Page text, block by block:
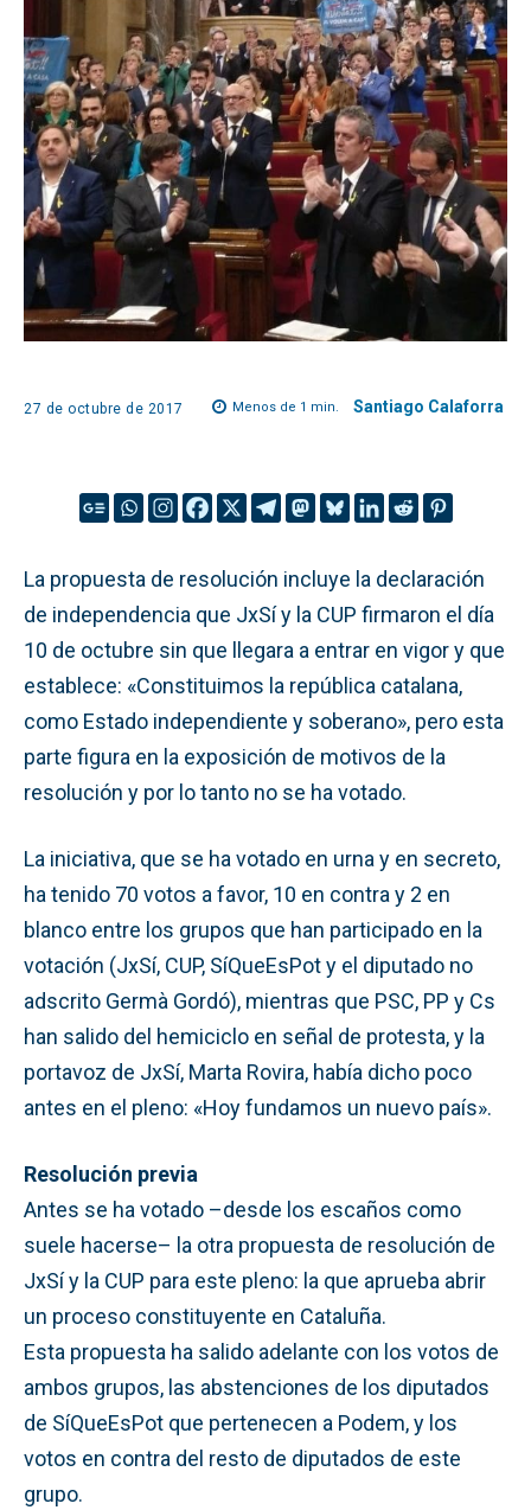
27 de octubre de 2017 Menos de 1 min. Santiago Calaforra
La propuesta de resolución incluye la declaración
de independencia que JxSí y la CUP firmaron el día
10 de octubre sin que llegara a entrar en vigor y que
establece: «Constituimos la república catalana,
como Estado independiente y soberano», pero esta
parte figura en la exposición de motivos de la
resolución y por lo tanto no se ha votado.
La iniciativa, que se ha votado en urna y en secreto,
ha tenido 70 votos a favor, 10 en contra y 2 en
blanco entre los grupos que han participado en la
votación (JxSí, CUP, SíQueEsPot y el diputado no
adscrito Germà Gordó), mientras que PSC, PP y Cs
han salido del hemiciclo en señal de protesta, y la
portavoz de JxSí, Marta Rovira, había dicho poco
antes en el pleno: «Hoy fundamos un nuevo país».
Resolución previa
Antes se ha votado –desde los escaños como
suele hacerse– la otra propuesta de resolución de
JxSí y la CUP para este pleno: la que aprueba abrir
un proceso constituyente en Cataluña.
Esta propuesta ha salido adelante con los votos de
ambos grupos, las abstenciones de los diputados
de SíQueEsPot que pertenecen a Podem, y los
votos en contra del resto de diputados de este
grupo.